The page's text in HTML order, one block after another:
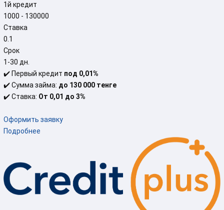
1й кредит
1000 - 130000
Ставка
0.1
Срок
1-30 дн.
✔️ Первый кредит под 0,01%
✔️Сумма займа: до 130 000 тенге
✔️Ставка: От 0,01 до 3%
Оформить заявку
Подробнее